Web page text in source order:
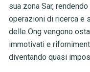
sua zona Sar,
operazioni di ricerca e
delle Ong vengono
immotivati e
diventando quasi